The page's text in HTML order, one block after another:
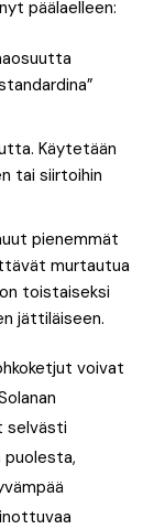
päälaelleen:
Käytetään
tai siirtoihin
pienemmät
murtautua
toistaiseksi
jättiläiseen.
voivat
selvästi